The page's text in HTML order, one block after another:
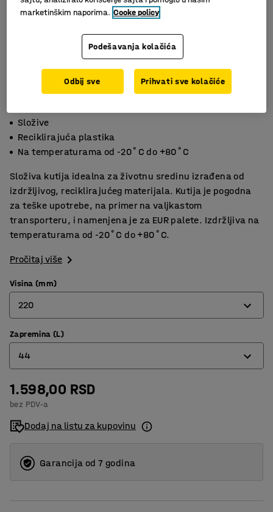
Složive
Reciklirajuća plastika
Na temperaturama od -20˚C do +80˚C
Složiva kutija idealna za životnu sredinu izrađena od
izdržljivog, reciklirajućeg materijala. Kutija je pogodna
za teške upotrebe, na primer na valjkastom
transporteru, i namenjena je za EUR palete. Izdržljiva na
temperaturama od -20˚C do +80˚C.
Pročitaj više
Visina (mm)
220
120
220
Zapremina (L)
44
12
20
44
1.598,00 RSD
bez PDV-a
Dodaj na listu za kupovinu
Garancija od 7 godina
marketinškim naporima. Cooke policy
Podešavanja kolačića
Odbij sve Prihvati sve kolačiće